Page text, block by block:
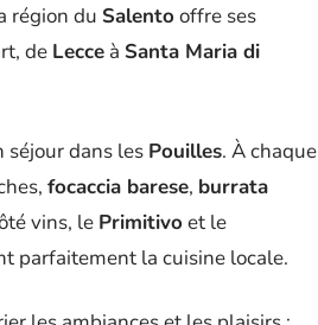
région du Salento offre ses
de Lecce à Santa Maria di
séjour dans les Pouilles. À chaque
focaccia barese, burrata
vins, le Primitivo et le
parfaitement la cuisine locale.